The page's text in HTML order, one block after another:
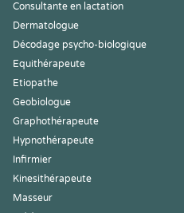
Consultante en lactation
Dermatologue
Décodage psycho-biologique
Equithérapeute
Etiopathe
Geobiologue
Graphothérapeute
Hypnothérapeute
Infirmier
Kinesithérapeute
Masseur